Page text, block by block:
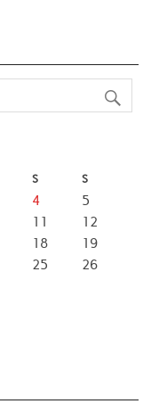
S S
4
5
11
12
18
19
25
26